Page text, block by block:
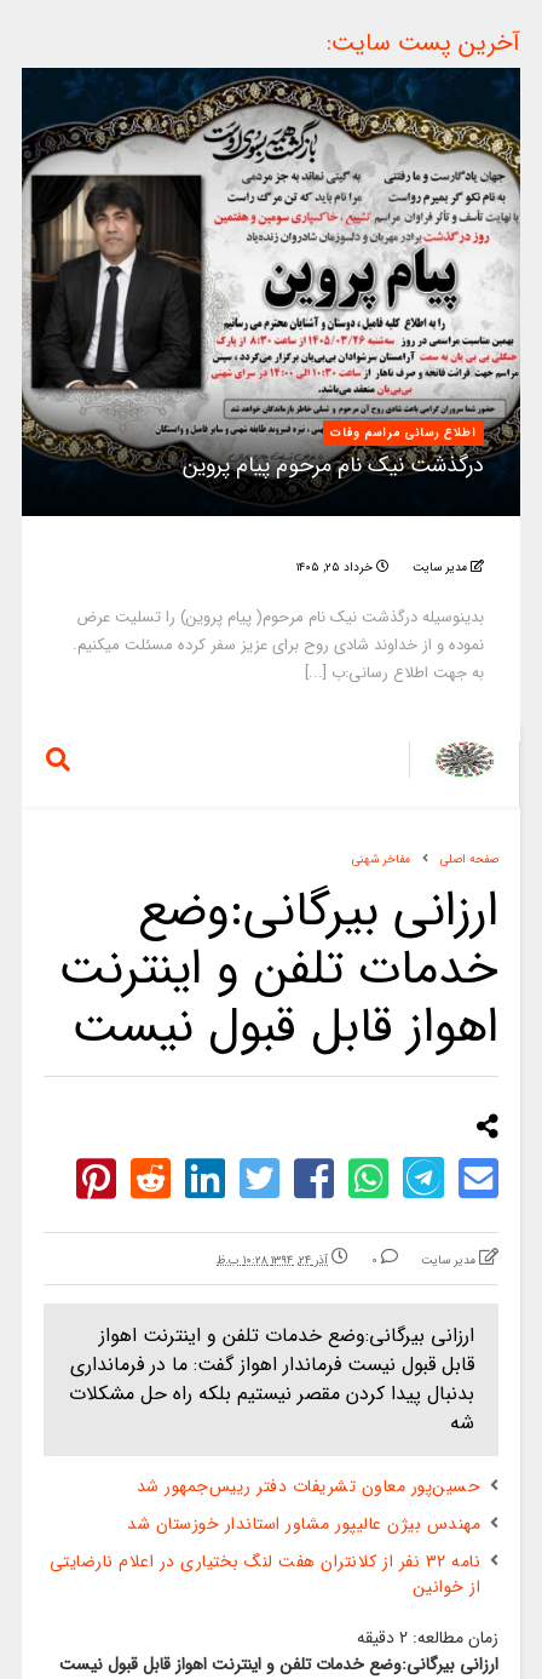
آخرین پست سایت:
اطلاع رسانی مراسم وفات
درگذشت نیک نام مرحوم پیام پروین
مدیر سایت خرداد ۲۵, ۱۴۰۵
بدینوسیله درگذشت نیک نام مرحوم( پیام پروین) را تسلیت عرض
نموده و از خداوند شادی روح برای عزیز سفر کرده مسئلت میکنیم.
به جهت اطلاع رسانی:ب [...]
صفحه اصلی مفاخر شهنی
ارزانی بیرگانی:وضع
خدمات تلفن و اینترنت
اهواز قابل قبول نیست
مدیر سایت 0 آذر ۲۴, ۱۳۹۴ ۱۰:۲۸ ب.ظ
ارزانی بیرگانی:وضع خدمات تلفن و اینترنت اهواز
قابل قبول نیست فرماندار اهواز گفت: ما در فرمانداری
بدنبال پیدا کردن مقصر نیستیم بلکه راه حل مشکلات
شه
حسین‌پور معاون تشریفات دفتر رییس‌جمهور شد
مهندس بیژن عالیپور مشاور استاندار خوزستان شد
نامه 32 نفر از کلانتران هفت لنگ بختیاری در اعلام نارضایتی
از خوانین
زمان مطالعه: 2 دقیقه
ارزانی بیرگانی:وضع خدمات تلفن و اینترنت اهواز قابل قبول نیست